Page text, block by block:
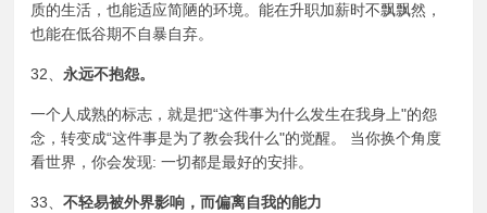
质的生活，也能适应简陋的环境。能在升职加薪时不飘飘然，
也能在低谷期不自暴自弃。
32、永远不抱怨。
一个人成熟的标志，就是把“这件事为什么发生在我身上"的怨
念，转变成“这件事是为了教会我什么"的觉醒。 当你换个角度
看世界，你会发现: 一切都是最好的安排。
33、不轻易被外界影响，而偏离自我的能力